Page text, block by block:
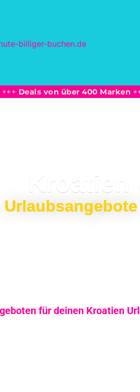
+++ Deals von über 400 Marken
Kroatien
für deinen Kroatien